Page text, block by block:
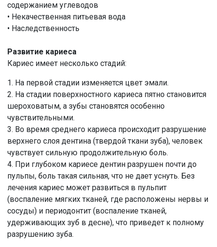
содержанием углеводов
• Некачественная питьевая вода
• Наследственность
Развитие кариеса
Кариес имеет несколько стадий:
1. На первой стадии изменяется цвет эмали.
2. На стадии поверхностного кариеса пятно становится
шероховатым, а зубы становятся особенно
чувствительными.
3. Во время среднего кариеса происходит разрушение
верхнего слоя дентина (твердой ткани зуба), человек
чувствует сильную продолжительную боль.
4. При глубоком кариесе дентин разрушен почти до
пульпы, боль такая сильная, что не дает уснуть. Без
лечения кариес может развиться в пульпит
(воспаление мягких тканей, где расположены нервы и
сосуды) и периодонтит (воспаление тканей,
удерживающих зуб в десне), что приведет к полному
разрушению зуба.